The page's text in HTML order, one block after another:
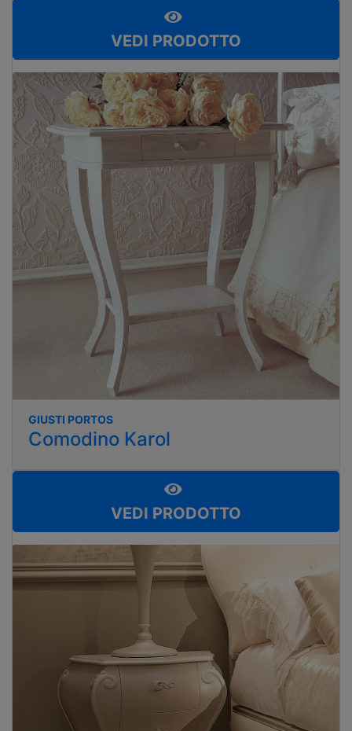
VEDI PRODOTTO
GIUSTI PORTOS
Comodino Karol
VEDI PRODOTTO